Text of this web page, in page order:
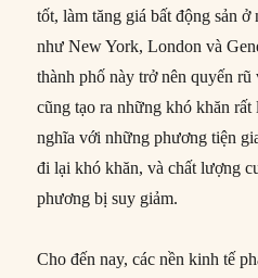
tốt, làm tăng giá bất động sản
như New York, London và
thành phố này trở nên quyến
cũng tạo ra những khó khăn
nghĩa với những phương tiện
đi lại khó khăn, và chất lượng
phương bị suy giảm.
Cho đến nay, các nền kinh tế